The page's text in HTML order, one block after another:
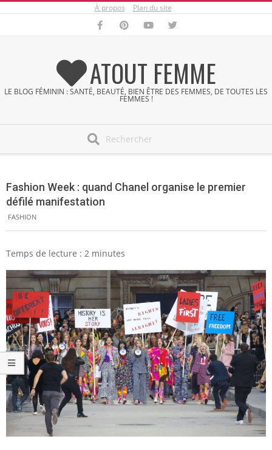
À propos Plan du site
ATOUT FEMME
LE BLOG FÉMININ : SANTÉ, BEAUTÉ, BIEN ÊTRE DES FEMMES, DE TOUTES LES
FEMMES !
Menu
Fashion Week : quand Chanel organise le premier
défilé manifestation
FASHION
Temps de lecture : 2 minutes